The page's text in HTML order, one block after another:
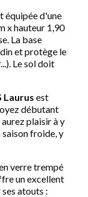
équipée d'une
x hauteur 1,90
La base
et protège le
Le sol doit
Laurus est
débutant
plaisir à y
froide, y
verre trempé
un excellent
atouts :